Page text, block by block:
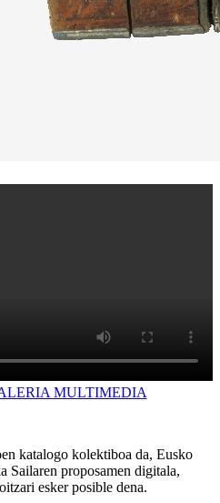
MULTIMEDIA
katalogo kolektiboa da, Eusko
Sailaren proposamen digitala,
esker posible dena.